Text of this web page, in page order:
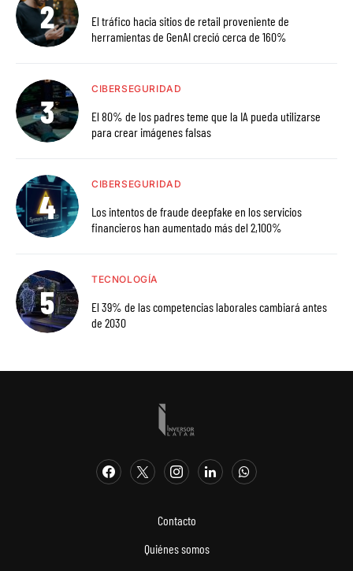
El tráfico hacia sitios de retail proveniente de
herramientas de GenAI creció cerca de 160%
CIBERSEGURIDAD
El 80% de los padres teme que la IA pueda utilizarse
para crear imágenes falsas
CIBERSEGURIDAD
Los intentos de fraude deepfake en los servicios
financieros han aumentado más del 2,100%
TECNOLOGÍA
El 39% de las competencias laborales cambiará antes
de 2030
Contacto
Quiénes somos